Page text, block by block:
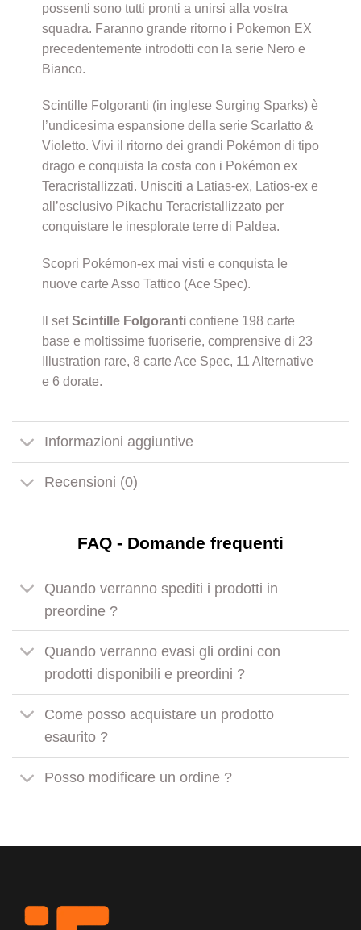
possenti sono tutti pronti a unirsi alla vostra
squadra. Faranno grande ritorno i Pokemon EX
precedentemente introdotti con la serie Nero e
Bianco.
Scintille Folgoranti (in inglese Surging Sparks) è
l’undicesima espansione della serie Scarlatto &
Violetto. Vivi il ritorno dei grandi Pokémon di tipo
drago e conquista la costa con i Pokémon ex
Teracristallizzati. Unisciti a Latias-ex, Latios-ex e
all’esclusivo Pikachu Teracristallizzato per
conquistare le inesplorate terre di Paldea.
Scopri Pokémon-ex mai visti e conquista le
nuove carte Asso Tattico (Ace Spec).
Il setScintille Folgoranticontiene 198 carte
base e moltissime fuoriserie, comprensive di 23
Illustration rare, 8 carte Ace Spec, 11 Alternative
e 6 dorate.
Informazioni aggiuntive
Recensioni (0)
FAQ - Domande frequenti
Quando verranno spediti i prodotti in
preordine ?
Quando verranno evasi gli ordini con
prodotti disponibili e preordini ?
Come posso acquistare un prodotto
esaurito ?
Posso modificare un ordine ?